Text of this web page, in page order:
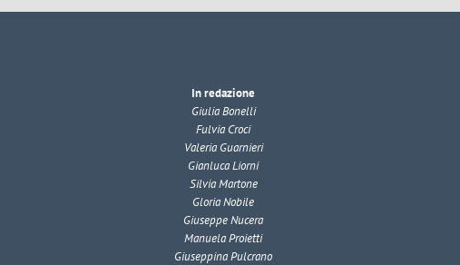
In redazione
Giulia Bonelli
Fulvia Croci
Valeria Guarnieri
Gianluca Liorni
Silvia Martone
Gloria Nobile
Giuseppe Nucera
Manuela Proietti
Giuseppina Pulcrano